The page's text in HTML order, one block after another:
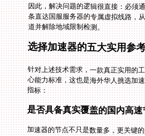
因此，解决问题的逻辑很直接：必须
条直达国服服务器的专属虚拟线路，
道并解除地域限制检测。
选择加速器的五大实用参
针对上述技术需求，一款真正实用的
心能力标准，这也是海外华人挑选加
指标：
是否具备真实覆盖的国内高
加速器的节点不只是数量多，更关键
的覆盖密度。节点需布局在北上广杭
最小化数据传输至游戏服务器的物理